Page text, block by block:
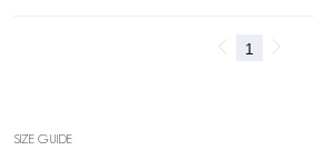
SIZE GUIDE